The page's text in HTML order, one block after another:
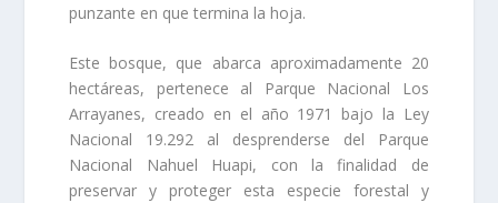
punzante en que termina la hoja.
Este bosque, que abarca aproximadamente 20
hectáreas, pertenece al Parque Nacional Los
Arrayanes, creado en el año 1971 bajo la Ley
Nacional 19.292 al desprenderse del Parque
Nacional Nahuel Huapi, con la finalidad de
preservar y proteger esta especie forestal y